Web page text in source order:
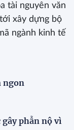
tài nguyên văn
xây dựng bộ
ngành kinh tế
ngon
gây phẫn nộ vì